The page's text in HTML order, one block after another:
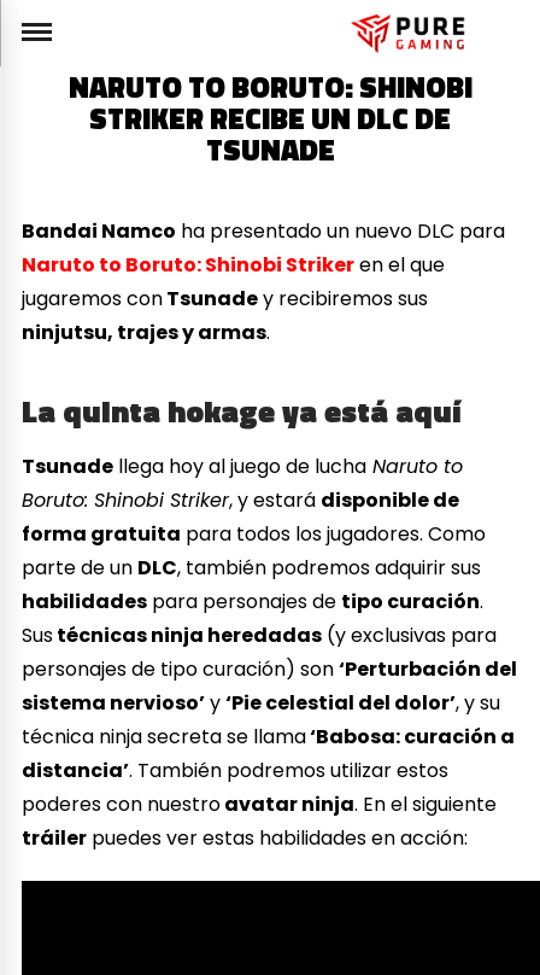
NARUTO TO BORUTO: SHINOBI
STRIKER RECIBE UN DLC DE
TSUNADE
Bandai Namco ha presentado un nuevo DLC para
Naruto to Boruto: Shinobi Strikeren el que
jugaremos conTsunadey recibiremos sus
ninjutsu, trajes y armas.
La quinta hokage ya está aquí
Tsunade llega hoy al juego de lucha Naruto to
Boruto: Shinobi Striker, y estará disponible de
forma gratuita para todos los jugadores. Como
parte de un DLC, también podremos adquirir sus
habilidades para personajes de tipo curación.
Sustécnicas ninja heredadas (y exclusivas para
personajes de tipo curación) son‘Perturbación del
sistema nervioso’y‘Pie celestial del dolor’, y su
técnica ninja secreta se llama‘Babosa: curación a
distancia’. También podremos utilizar estos
poderes con nuestroavatar ninja. En el siguiente
tráiler puedes ver estas habilidades en acción: